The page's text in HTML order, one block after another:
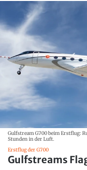
Gulfstream G700 beim Erstflug:
Stunden in der Luft.
Erstflug der G700
Gulfstreams